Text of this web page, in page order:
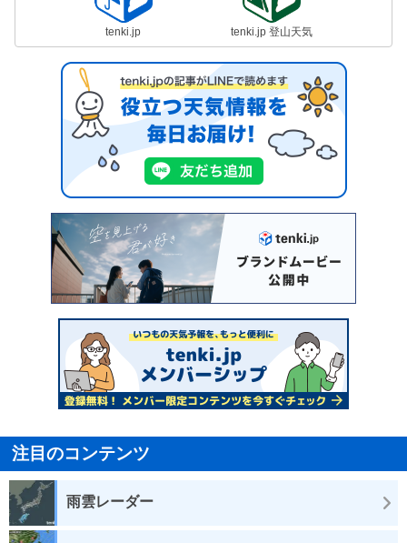
tenki.jp tenki.jp 登山天気
注目のコンテンツ
雨雲レーダー